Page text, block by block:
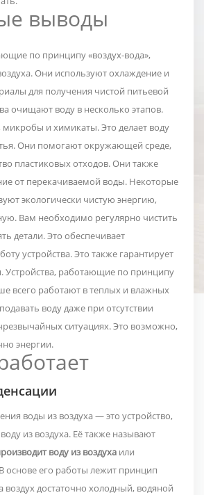
выводы
по принципу «воздух-вода»,
Они используют охлаждение и
для получения чистой питьевой
очищают воду в несколько этапов.
и химикаты. Это делает воду
Они помогают окружающей среде,
пластиковых отходов. Они также
от перекачиваемой воды. Некоторые
экологически чистую энергию,
Вам необходимо регулярно чистить
детали. Это обеспечивает
устройства. Это также гарантирует
Устройства, работающие по принципу
всего работают в теплых и влажных
воду даже при отсутствии
ситуациях. Это возможно,
энергии.
воды из воздуха — это устройство,
из воздуха. Её также называют
воду из воздуха или
основе его работы лежит принцип
воздух достаточно холодный, водяной